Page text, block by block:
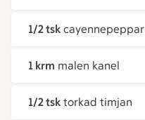
1/2 tsk cayennepeppar
1 krm malen kanel
1/2 tsk torkad timjan